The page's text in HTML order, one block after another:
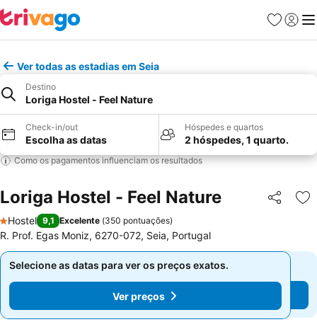
Favoritos
Iniciar
Ver todas as estadias em Seia
Destino
Loriga Hostel - Feel Nature
Check-in/out
Escolha as datas
Hóspedes e quartos
2 hóspedes, 1 quarto.
Como os pagamentos influenciam os resultados
Loriga Hostel - Feel Nature Partilhar
1 Estrelas
Hostel 9,1 Excelente (350 pontuações)
R. Prof. Egas Moniz, 6270-072, Seia, Portugal
Selecione as datas para ver os preços exatos.
Ver preços
Selecione as datas para ver os preços exatos.
Ver preços